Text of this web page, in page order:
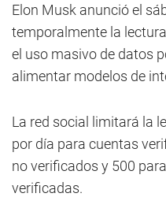
Elon Musk anunció el
temporalmente la
el uso masivo de datos
alimentar modelos de
La red social limitará la
por día para cuentas
no verificados y 500
verificadas.